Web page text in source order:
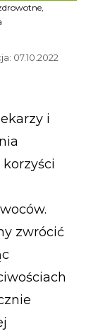
07.10.2022
i
zwrócić